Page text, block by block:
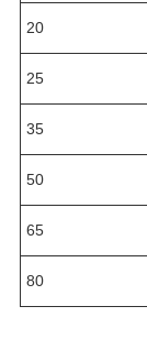
20
25
35
50
65
80